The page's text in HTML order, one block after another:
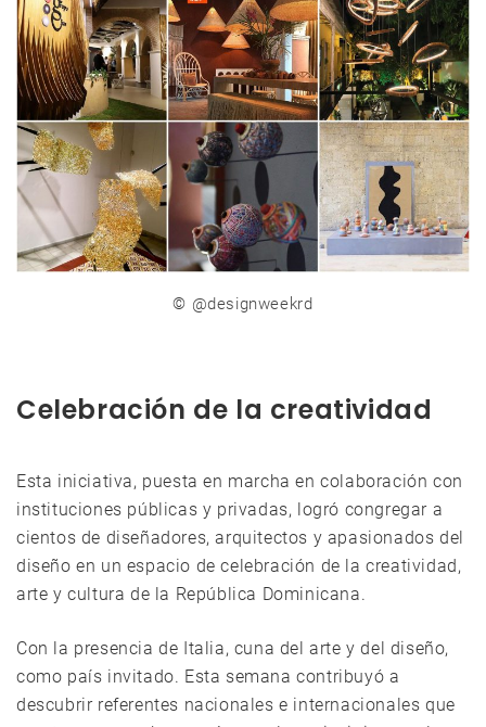
© @designweekrd
Celebración de la creatividad
Esta iniciativa, puesta en marcha en colaboración con
instituciones públicas y privadas, logró congregar a
cientos de diseñadores, arquitectos y apasionados del
diseño en un espacio de celebración de la creatividad,
arte y cultura de la República Dominicana.
Con la presencia de Italia, cuna del arte y del diseño,
como país invitado. Esta semana contribuyó a
descubrir referentes nacionales e internacionales que